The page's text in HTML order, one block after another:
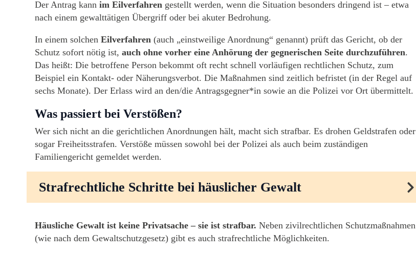
Der Antrag kann im Eilverfahren gestellt werden, wenn die Situation besonders dringend ist – etwa
nach einem gewalttätigen Übergriff oder bei akuter Bedrohung.
In einem solchen Eilverfahren (auch „einstweilige Anordnung“ genannt) prüft das Gericht, ob der
Schutz sofort nötig ist, auch ohne vorher eine Anhörung der gegnerischen Seite durchzuführen.
Das heißt: Die betroffene Person bekommt oft recht schnell vorläufigen rechtlichen Schutz, zum
Beispiel ein Kontakt- oder Näherungsverbot. Die Maßnahmen sind zeitlich befristet (in der Regel auf
sechs Monate). Der Erlass wird an den/die Antragsgegner*in sowie an die Polizei vor Ort übermittelt.
Was passiert bei Verstößen?
Wer sich nicht an die gerichtlichen Anordnungen hält, macht sich strafbar. Es drohen Geldstrafen oder
sogar Freiheitsstrafen. Verstöße müssen sowohl bei der Polizei als auch beim zuständigen
Familiengericht gemeldet werden.
Strafrechtliche Schritte bei häuslicher Gewalt
Häusliche Gewalt ist keine Privatsache – sie ist strafbar. Neben zivilrechtlichen Schutzmaßnahmen
(wie nach dem Gewaltschutzgesetz) gibt es auch strafrechtliche Möglichkeiten.